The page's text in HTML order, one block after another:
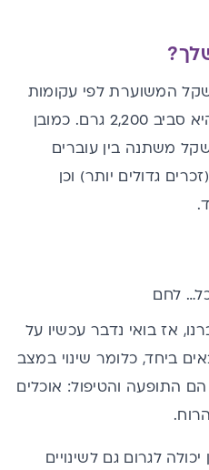
המשוערת לפי עקומות
גדילה של עוברים בישראל היא סביב 2,200 גרם. כמובן
משתנה בין עוברים
גדולים יותר) וכן
לחם
אז בואי נדבר עכשיו על
ביחד, כלומר שינוי במצב
התופעה והטיפול: אוכלים
לגרום גם לשינויים